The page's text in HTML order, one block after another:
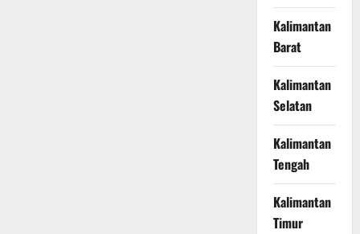
Kalimantan
Barat
Kalimantan
Selatan
Kalimantan
Tengah
Kalimantan
Timur